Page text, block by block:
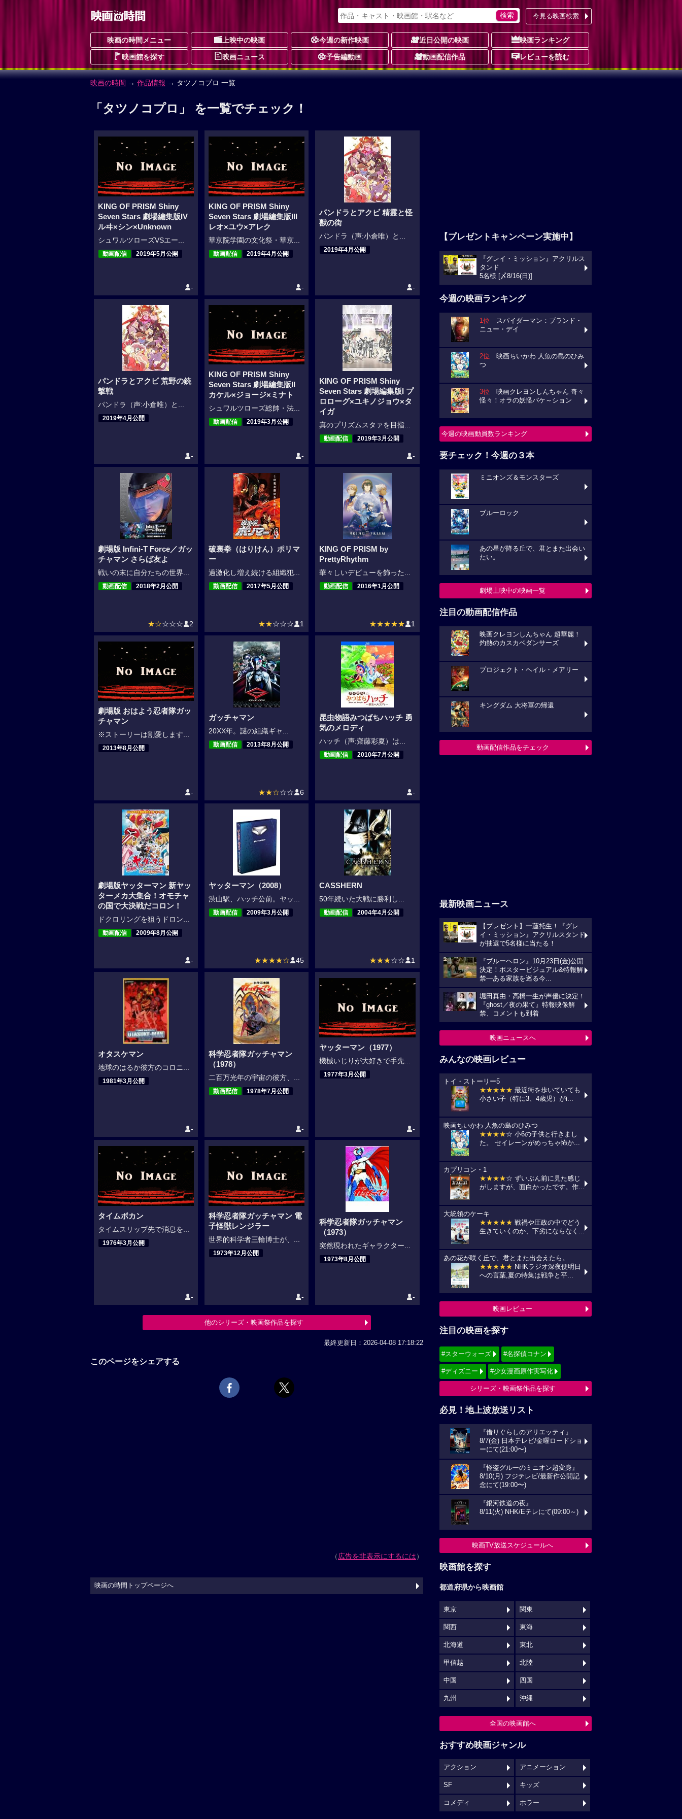
今見る映画検索
映画の時間メニュー 上映中の映画 今週の新作映画 近日公開の映画 映画ランキング
映画館を探す 映画ニュース 予告編動画 動画配信作品 レビューを読む
映画の時間 → 作品情報 → タツノコプロ 一覧
「タツノコプロ」 を一覧でチェック！
KING OF PRISM Shiny
Seven Stars 劇場編集版IV
ルヰ×シン×Unknown
シュワルツローズVSエー...
動画配信 2019年5月公開
-
KING OF PRISM Shiny
Seven Stars 劇場編集版III
レオ×ユウ×アレク
華京院学園の文化祭・華京...
動画配信 2019年4月公開
-
パンドラとアクビ 精霊と怪
獣の街
パンドラ（声:小倉唯）と...
2019年4月公開
-
パンドラとアクビ 荒野の銃
撃戦
パンドラ（声:小倉唯）と...
2019年4月公開
-
KING OF PRISM Shiny
Seven Stars 劇場編集版II
カケル×ジョージ×ミナト
シュワルツローズ総帥・法...
動画配信 2019年3月公開
-
KING OF PRISM Shiny
Seven Stars 劇場編集版I プ
ロローグ×ユキノジョウ×タ
イガ
真のプリズムスタァを目指...
動画配信 2019年3月公開
-
劇場版 Infini-T Force／ガッ
チャマン さらば友よ
戦いの末に自分たちの世界...
動画配信 2018年2月公開
★☆☆☆☆ 2
破裏拳（はりけん）ポリマ
ー
過激化し増え続ける組織犯...
動画配信 2017年5月公開
★★☆☆☆ 1
KING OF PRISM by
PrettyRhythm
華々しいデビューを飾った...
動画配信 2016年1月公開
★★★★★ 1
劇場版 おはよう忍者隊ガッ
チャマン
※ストーリーは割愛します...
2013年8月公開
-
ガッチャマン
20XX年。謎の組織ギャ...
動画配信 2013年8月公開
★★☆☆☆ 6
昆虫物語みつばちハッチ 勇
気のメロディ
ハッチ（声:齋藤彩夏）は...
動画配信 2010年7月公開
-
劇場版ヤッターマン 新ヤッ
ターメカ大集合！オモチャ
の国で大決戦だコロン！
ドクロリングを狙うドロン...
動画配信 2009年8月公開
-
ヤッターマン（2008）
渋山駅、ハッチ公前。ヤッ...
動画配信 2009年3月公開
★★★★☆ 45
CASSHERN
50年続いた大戦に勝利し...
動画配信 2004年4月公開
★★★☆☆ 1
オタスケマン
地球のはるか彼方のコロニ...
1981年3月公開
-
科学忍者隊ガッチャマン
（1978）
二百万光年の宇宙の彼方、...
動画配信 1978年7月公開
-
ヤッターマン（1977）
機械いじりが大好きで手先...
1977年3月公開
-
タイムボカン
タイムスリップ先で消息を...
1976年3月公開
-
科学忍者隊ガッチャマン 電
子怪獣レンジラー
世界的科学者三輪博士が、...
1973年12月公開
-
科学忍者隊ガッチャマン
（1973）
突然現われたギャラクター...
1973年8月公開
-
他のシリーズ・映画祭作品を探す
最終更新日：2026-04-08 17:18:22
このページをシェアする
（広告を非表示にするには）
【プレゼントキャンペーン実施中】
『グレイ・ミッション』アクリルス
タンド
5名様 [〆8/16(日)]
今週の映画ランキング
1位 スパイダーマン：ブランド・
ニュー・デイ
2位 映画ちいかわ 人魚の島のひみ
つ
3位 映画クレヨンしんちゃん 奇々
怪々！オラの妖怪バケ～ション
今週の映画動員数ランキング
要チェック！今週の３本
ミニオンズ＆モンスターズ
ブルーロック
あの星が降る丘で、君とまた出会い
たい。
劇場上映中の映画一覧
注目の動画配信作品
映画クレヨンしんちゃん 超華麗！
灼熱のカスカベダンサーズ
プロジェクト・ヘイル・メアリー
キングダム 大将軍の帰還
動画配信作品をチェック
最新映画ニュース
【プレゼント】一蓮托生！『グレ
イ・ミッション』アクリルスタンド
が抽選で5名様に当たる！
『ブルーヘロン』10月23日(金)公開
決定！ポスタービジュアル&特報解
禁―ある家族を巡る今...
堀田真由・高橋一生が声優に決定！
『ghost／夜の果て』特報映像解
禁、コメントも到着
映画ニュースへ
みんなの映画レビュー
トイ・ストーリー5
★★★★★ 最近街を歩いていても
小さい子（特に3、4歳児）がi...
映画ちいかわ 人魚の島のひみつ
★★★★☆ 小6の子供と行きまし
た。 セイレーンがめっちゃ怖か...
カプリコン・1
★★★★☆ ずいぶん前に見た感じ
がしますが、面白かったです。作...
大統領のケーキ
★★★★★ 戦禍や圧政の中でどう
生きていくのか、下劣にならなく...
あの花が咲く丘で、君とまた出会えたら。
★★★★★ NHKラジオ深夜便明日
への言葉,夏の特集は戦争と平...
映画レビュー
注目の映画を探す
#スターウォーズ #名探偵コナン
#ディズニー #少女漫画原作実写化
シリーズ・映画祭作品を探す
必見！地上波放送リスト
『借りぐらしのアリエッティ』
8/7(金) 日本テレビ/金曜ロードショ
ーにて(21:00〜)
『怪盗グルーのミニオン超変身』
8/10(月) フジテレビ/最新作公開記
念にて(19:00〜)
『銀河鉄道の夜』
8/11(火) NHK/Eテレにて(09:00～)
映画TV放送スケジュールへ
映画館を探す
都道府県から映画館
東京 関東
関西 東海
北海道 東北
甲信越 北陸
中国 四国
九州 沖縄
全国の映画館へ
おすすめ映画ジャンル
アクション アニメーション
SF キッズ
コメディ ホラー
映画の時間トップページへ